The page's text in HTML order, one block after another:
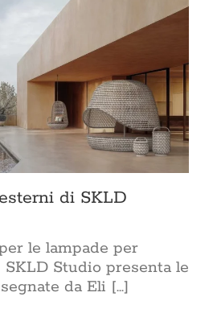
di SKLD
le lampade per
Studio presenta le
da Eli [...]